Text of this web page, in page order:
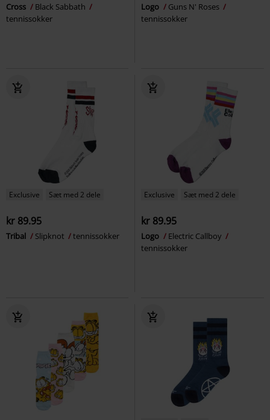
Cross
Black Sabbath
tennissokker
Logo
Guns N' Roses
tennissokker
Exclusive Sæt med 2 dele
kr 89.95
Tribal Slipknot tennissokker
Exclusive Sæt med 2 dele
kr 89.95
Logo
Electric Callboy
tennissokker